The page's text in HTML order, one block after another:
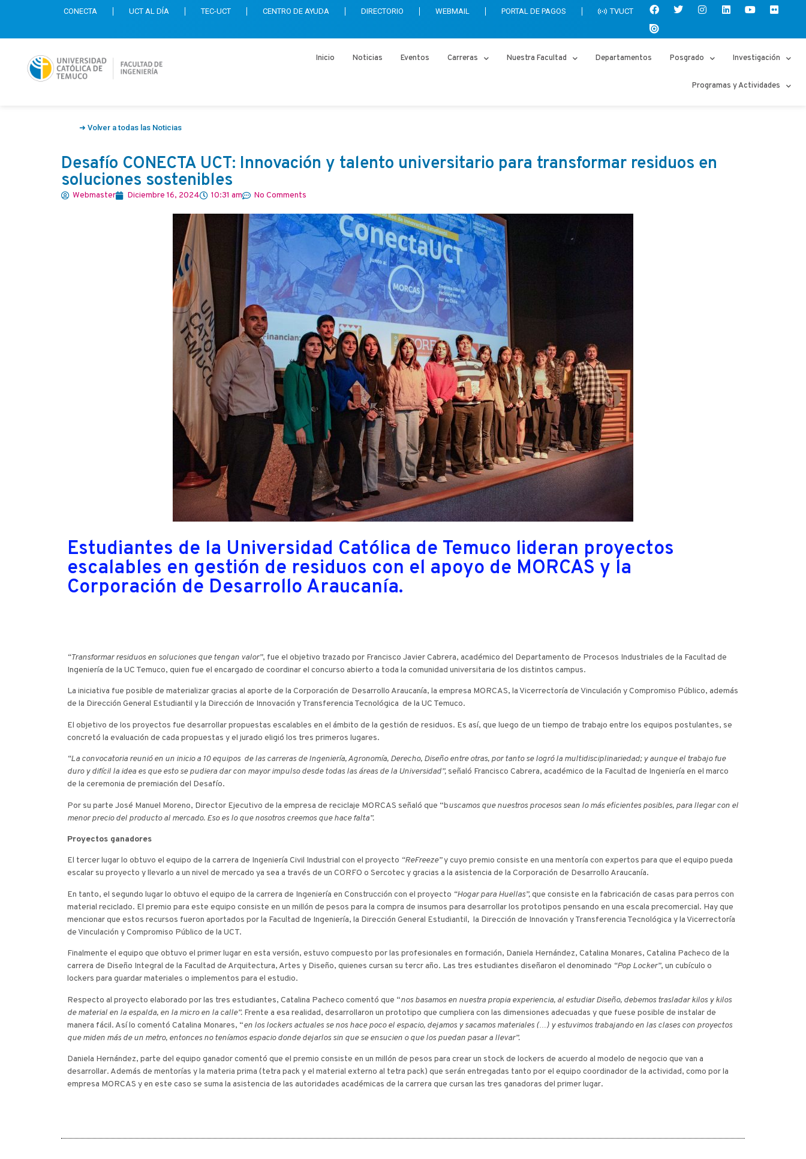
CONECTA UCT AL DÍA TEC-UCT CENTRO DE AYUDA DIRECTORIO WEBMAIL PORTAL DE PAGOS TVUCT
Inicio Noticias Eventos Carreras Nuestra Facultad Departamentos Posgrado Investigación
Programas y Actividades
➜ Volver a todas las Noticias
Desafío CONECTA UCT: Innovación y talento universitario para transformar residuos en
soluciones sostenibles
Webmaster Diciembre 16, 2024 10:31 am No Comments
Estudiantes de la Universidad Católica de Temuco lideran proyectos
escalables en gestión de residuos con el apoyo de MORCAS y la
Corporación de Desarrollo Araucanía.
“Transformar residuos en soluciones que tengan valor”, fue el objetivo trazado por Francisco Javier Cabrera, académico del Departamento de Procesos Industriales de la Facultad de
Ingeniería de la UC Temuco, quien fue el encargado de coordinar el concurso abierto a toda la comunidad universitaria de los distintos campus.
La iniciativa fue posible de materializar gracias al aporte de la Corporación de Desarrollo Araucanía, la empresa MORCAS, la Vicerrectoría de Vinculación y Compromiso Público, además
de la Dirección General Estudiantil y la Dirección de Innovación y Transferencia Tecnológica de la UC Temuco.
El objetivo de los proyectos fue desarrollar propuestas escalables en el ámbito de la gestión de residuos. Es así, que luego de un tiempo de trabajo entre los equipos postulantes, se
concretó la evaluación de cada propuestas y el jurado eligió los tres primeros lugares.
“La convocatoria reunió en un inicio a 10 equipos de las carreras de Ingeniería, Agronomía, Derecho, Diseño entre otras, por tanto se logró la multidisciplinariedad; y aunque el trabajo fue
duro y difícil la idea es que esto se pudiera dar con mayor impulso desde todas las áreas de la Universidad”, señaló Francisco Cabrera, académico de la Facultad de Ingeniería en el marco
de la ceremonia de premiación del Desafío.
Por su parte José Manuel Moreno, Director Ejecutivo de la empresa de reciclaje MORCAS señaló que “buscamos que nuestros procesos sean lo más eficientes posibles, para llegar con el
menor precio del producto al mercado. Eso es lo que nosotros creemos que hace falta”.
Proyectos ganadores
El tercer lugar lo obtuvo el equipo de la carrera de Ingeniería Civil Industrial con el proyecto “ReFreeze”y cuyo premio consiste en una mentoría con expertos para que el equipo pueda
escalar su proyecto y llevarlo a un nivel de mercado ya sea a través de un CORFO o Sercotec y gracias a la asistencia de la Corporación de Desarrollo Araucanía.
En tanto, el segundo lugar lo obtuvo el equipo de la carrera de Ingeniería en Construcción con el proyecto “Hogar para Huellas”,que consiste en la fabricación de casas para perros con
material reciclado. El premio para este equipo consiste en un millón de pesos para la compra de insumos para desarrollar los prototipos pensando en una escala precomercial. Hay que
mencionar que estos recursos fueron aportados por la Facultad de Ingeniería, la Dirección General Estudiantil, la Dirección de Innovación y Transferencia Tecnológica y la Vicerrectoría
de Vinculación y Compromiso Público de la UCT.
Finalmente el equipo que obtuvo el primer lugar en esta versión, estuvo compuesto por las profesionales en formación, Daniela Hernández, Catalina Monares, Catalina Pacheco de la
carrera de Diseño Integral de la Facultad de Arquitectura, Artes y Diseño, quienes cursan su tercr año. Las tres estudiantes diseñaron el denominado “Pop Locker”, un cubículo o
lockers para guardar materiales o implementos para el estudio.
Respecto al proyecto elaborado por las tres estudiantes, Catalina Pacheco comentó que “nos basamos en nuestra propia experiencia, al estudiar Diseño, debemos trasladar kilos y kilos
de material en la espalda, en la micro en la calle”. Frente a esa realidad, desarrollaron un prototipo que cumpliera con las dimensiones adecuadas y que fuese posible de instalar de
manera fácil. Así lo comentó Catalina Monares, “en los lockers actuales se nos hace poco el espacio, dejamos y sacamos materiales (…) y estuvimos trabajando en las clases con proyectos
que miden más de un metro, entonces no teníamos espacio donde dejarlos sin que se ensucien o que los puedan pasar a llevar”.
Daniela Hernández, parte del equipo ganador comentó que el premio consiste en un millón de pesos para crear un stock de lockers de acuerdo al modelo de negocio que van a
desarrollar. Además de mentorías y la materia prima (tetra pack y el material externo al tetra pack) que serán entregadas tanto por el equipo coordinador de la actividad, como por la
empresa MORCAS y en este caso se suma la asistencia de las autoridades académicas de la carrera que cursan las tres ganadoras del primer lugar.